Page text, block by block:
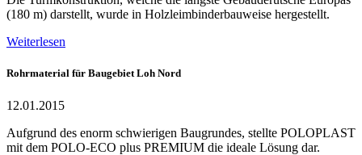
(180 m) darstellt, wurde in Holzleimbinderbauweise hergestellt.
Weiterlesen
Rohrmaterial für Baugebiet Loh Nord
12.01.2015
Aufgrund des enorm schwierigen Baugrundes, stellte POLOPLAST
mit dem POLO-ECO plus PREMIUM die ideale Lösung dar.